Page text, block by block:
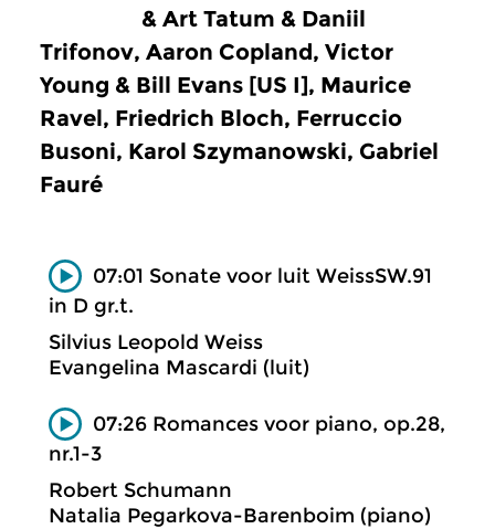
& Art Tatum & Daniil
Trifonov, Aaron Copland, Victor
Young & Bill Evans [US I], Maurice
Ravel, Friedrich Bloch, Ferruccio
Busoni, Karol Szymanowski, Gabriel
Fauré
07:01 Sonate voor luit WeissSW.91
in D gr.t.
Silvius Leopold Weiss
Evangelina Mascardi (luit)
07:26 Romances voor piano, op.28,
nr.1-3
Robert Schumann
Natalia Pegarkova-Barenboim (piano)